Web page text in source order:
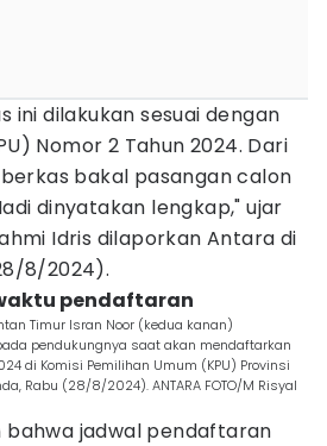
ini dilakukan sesuai dengan
Nomor 2 Tahun 2024. Dari
bakal pasangan calon
dinyatakan lengkap," ujar
Idris dilaporkan Antara di
8/2024).
pendaftaran
Timur Isran Noor (kedua kanan)
pendukungnya saat akan mendaftarkan
di Komisi Pemilihan Umum (KPU) Provinsi
Rabu (28/8/2024). ANTARA FOTO/M Risyal
bahwa jadwal pendaftaran